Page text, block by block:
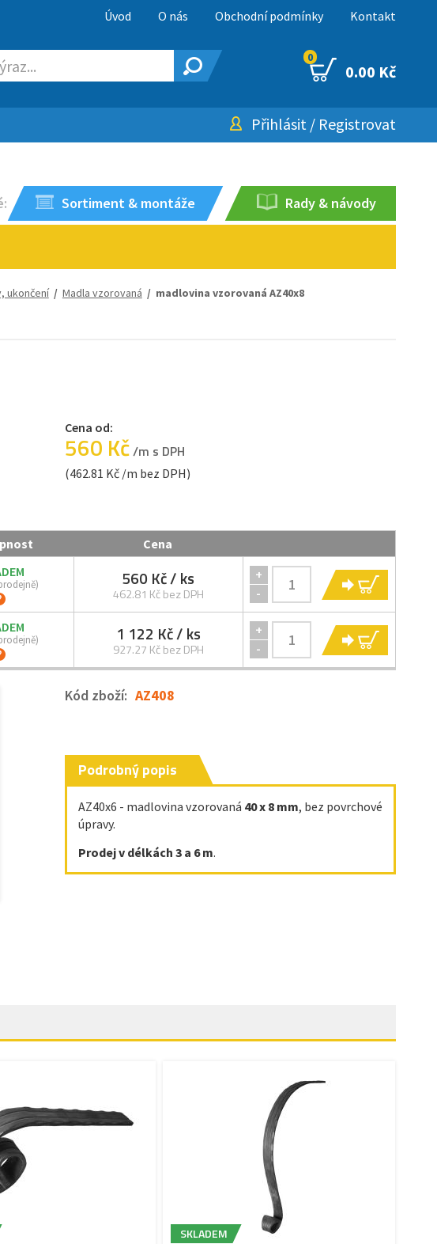
Úvod O nás Obchodní podmínky Kontakt
0
0.00 Kč
Přihlásit / Registrovat
Sortiment & montáže Rady & návody
ukončení/ Madla vzorovaná / madlovina vzorovaná AZ40x8
Cena od:
560 Kč/m s DPH
(462.81 Kč /m bez DPH)
Cena
560 Kč/ ks
462.81 Kč bez DPH
+
-
1 122 Kč/ ks
927.27 Kč bez DPH
+
-
Kód zboží: AZ408
Podrobný popis
AZ40x6 - madlovina vzorovaná 40 x 8 mm, bez povrchové
úpravy.
Prodej v délkách 3 a 6 m.
SKLADEM